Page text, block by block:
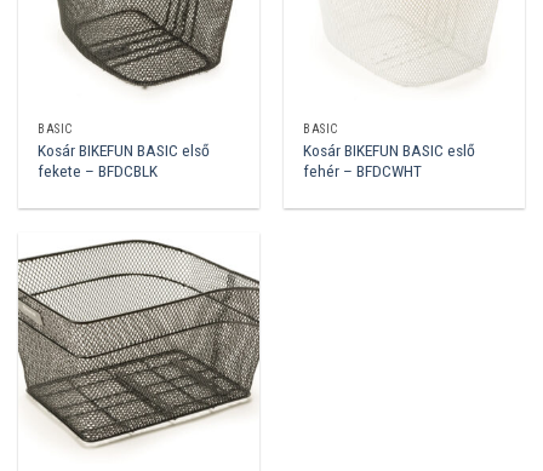
BASIC
Kosár BIKEFUN BASIC első
fekete – BFDCBLK
BASIC
Kosár BIKEFUN BASIC eslő
fehér – BFDCWHT